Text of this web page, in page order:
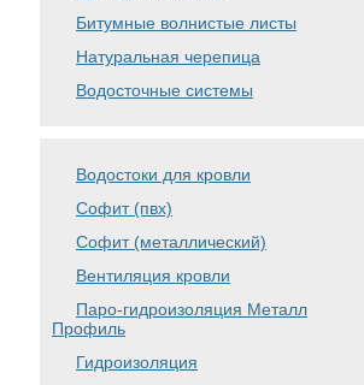
Битумные волнистые листы
Натуральная черепица
Водосточные системы
Водостоки для кровли
Софит (пвх)
Софит (металлический)
Вентиляция кровли
Паро-гидроизоляция Металл
Профиль
Гидроизоляция